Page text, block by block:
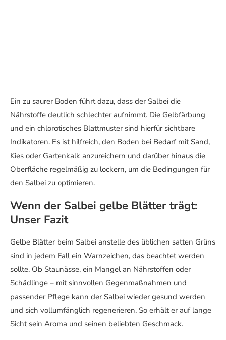
Ein zu saurer Boden führt dazu, dass der Salbei die
Nährstoffe deutlich schlechter aufnimmt. Die Gelbfärbung
und ein chlorotisches Blattmuster sind hierfür sichtbare
Indikatoren. Es ist hilfreich, den Boden bei Bedarf mit Sand,
Kies oder Gartenkalk anzureichern und darüber hinaus die
Oberfläche regelmäßig zu lockern, um die Bedingungen für
den Salbei zu optimieren.
Wenn der Salbei gelbe Blätter trägt:
Unser Fazit
Gelbe Blätter beim Salbei anstelle des üblichen satten Grüns
sind in jedem Fall ein Warnzeichen, das beachtet werden
sollte. Ob Staunässe, ein Mangel an Nährstoffen oder
Schädlinge – mit sinnvollen Gegenmaßnahmen und
passender Pflege kann der Salbei wieder gesund werden
und sich vollumfänglich regenerieren. So erhält er auf lange
Sicht sein Aroma und seinen beliebten Geschmack.